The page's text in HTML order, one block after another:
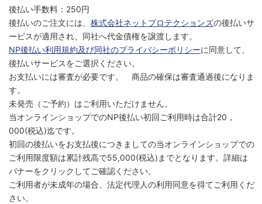
後払い手数料：250円
後払いのご注文には、 株式会社ネットプロテクションズの後払いサ
ービスが適用され、同社へ代金債権を譲渡します。
NP後払い利用規約及び同社のプライバシーポリシーに同意して、
後払いサービスをご選択ください。
お支払いには審査が必要です。 商品の確保は審査通過後になりま
す。
未発売（ご予約）はご利用いただけません。
当オンラインショップでのNP後払い初回ご利用時は合計20，
000(税込)迄です。
初回の後払いをお支払後につきましての当オンラインショップでの
ご利用限度額は累計残高で55,000(税込)までとなります。詳細は
バナーをクリックしてご確認ください。
ご利用者が未成年の場合、法定代理人の利用同意を得てご利用くだ
さい。